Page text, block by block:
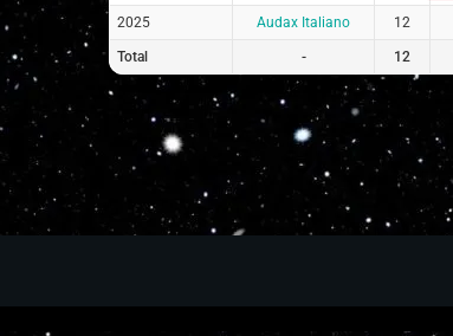
2025 Audax Italiano 12
Total - 12